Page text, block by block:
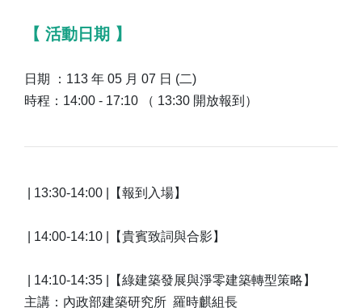
【 活動日期 】
日期 ：113 年 05 月 07 日 (二)
時程：14:00 - 17:10 （ 13:30 開放報到）
| 13:30-14:00 |【報到入場】
| 14:00-14:10 |【貴賓致詞與合影】
| 14:10-14:35 |【綠建築發展與淨零建築轉型策略】
主講：內政部建築研究所 羅時麒組長